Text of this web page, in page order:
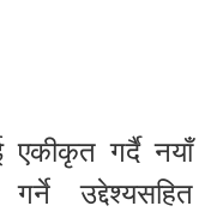
एकीकृत गर्दै नयाँ
उद्देश्यसहित